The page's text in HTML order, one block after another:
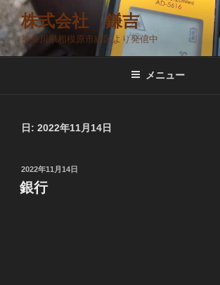
コ
ン
テ
ン
株式会社 鎌吉
神奈川県相模原市緑区より発信中
メニュー
日: 2022年11月14日
投
稿
日:
2022年11月14日
銀行